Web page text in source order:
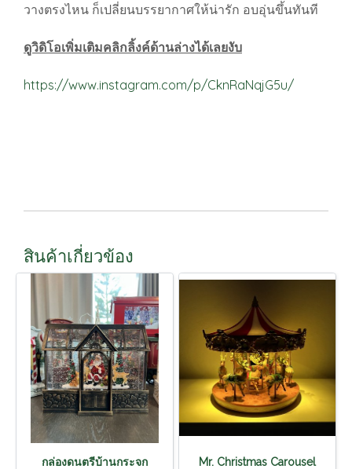
วางตรงไหน ก็เปลี่ยนบรรยากาศให้น่ารัก อบอุ่นขึ้นทันที
ดูวิดิโอเพิ่มเติมคลิกลิ้งค์ด้านล่างได้เลยงับ
https://www.instagram.com/p/CknRaNqjG5u/
สินค้าเกี่ยวข้อง
กล่องดนตรีบ้านกระจก Mr. Christmas Carousel